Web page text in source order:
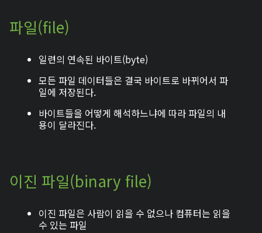
파일(file)
일련의 연속된 바이트(byte)
모든 파일 데이터들은 결국 바이트로 바뀌어서 파
일에 저장된다.
바이트들을 어떻게 해석하느냐에 따라 파일의 내
용이 달라진다.
이진 파일(binary file)
이진 파일은 사람이 읽을 수 없으나 컴퓨터는 읽을
수 있는 파일